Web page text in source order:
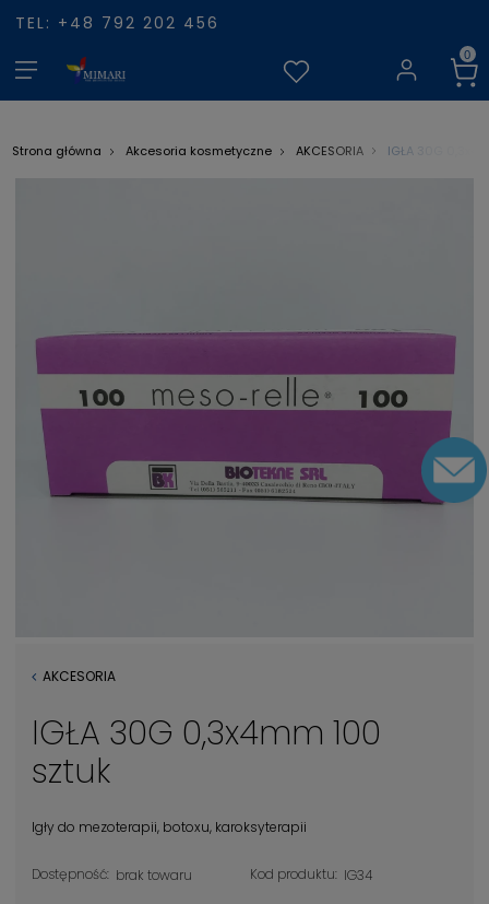
TEL: +48 792 202 456
Strona główna Akcesoria kosmetyczne AKCESORIA IGŁA 30G
AKCESORIA
IGŁA 30G 0,3x4mm 100
sztuk
Igły do mezoterapii, botoxu, karoksyterapii
Dostępność: brak towaru Kod produktu: IG34